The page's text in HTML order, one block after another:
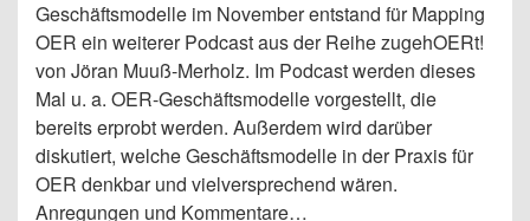
Geschäftsmodelle im November entstand für Mapping
OER ein weiterer Podcast aus der Reihe zugehOERt!
von Jöran Muuß-Merholz. Im Podcast werden dieses
Mal u. a. OER-Geschäftsmodelle vorgestellt, die
bereits erprobt werden. Außerdem wird darüber
diskutiert, welche Geschäftsmodelle in der Praxis für
OER denkbar und vielversprechend wären.
Anregungen und Kommentare…